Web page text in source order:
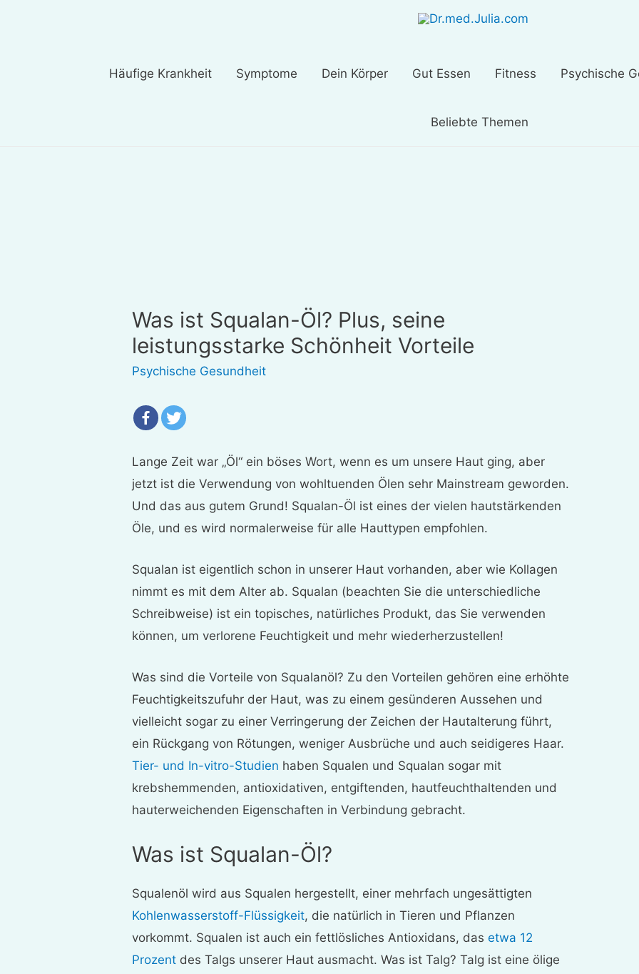
Häufige Krankheit Symptome Dein Körper Gut Essen Fitness Psychische
Beliebte Themen
Was ist Squalan-Öl? Plus, seine
leistungsstarke Schönheit Vorteile
Psychische Gesundheit
Lange Zeit war „Öl“ ein böses Wort, wenn es um unsere Haut ging, aber
jetzt ist die Verwendung von wohltuenden Ölen sehr Mainstream geworden.
Und das aus gutem Grund! Squalan-Öl ist eines der vielen hautstärkenden
Öle, und es wird normalerweise für alle Hauttypen empfohlen.
Squalan ist eigentlich schon in unserer Haut vorhanden, aber wie Kollagen
nimmt es mit dem Alter ab. Squalan (beachten Sie die unterschiedliche
Schreibweise) ist ein topisches, natürliches Produkt, das Sie verwenden
können, um verlorene Feuchtigkeit und mehr wiederherzustellen!
Was sind die Vorteile von Squalanöl? Zu den Vorteilen gehören eine erhöhte
Feuchtigkeitszufuhr der Haut, was zu einem gesünderen Aussehen und
vielleicht sogar zu einer Verringerung der Zeichen der Hautalterung führt,
ein Rückgang von Rötungen, weniger Ausbrüche und auch seidigeres Haar.
Tier- und In-vitro-Studien haben Squalen und Squalan sogar mit
krebshemmenden, antioxidativen, entgiftenden, hautfeuchthaltenden und
hauterweichenden Eigenschaften in Verbindung gebracht.
Was ist Squalan-Öl?
Squalenöl wird aus Squalen hergestellt, einer mehrfach ungesättigten
Kohlenwasserstoff-Flüssigkeit, die natürlich in Tieren und Pflanzen
vorkommt. Squalen ist auch ein fettlösliches Antioxidans, dasetwa 12
Prozent des Talgs unserer Haut ausmacht. Was ist Talg? Talg ist eine ölige